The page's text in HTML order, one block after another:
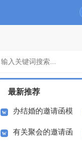
最新推荐
办结婚的邀请函模
板合集8篇
有关聚会的邀请函